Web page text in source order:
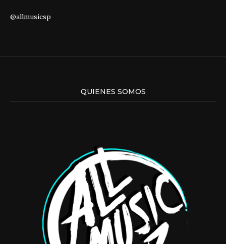
@allmusicsp
QUIENES SOMOS